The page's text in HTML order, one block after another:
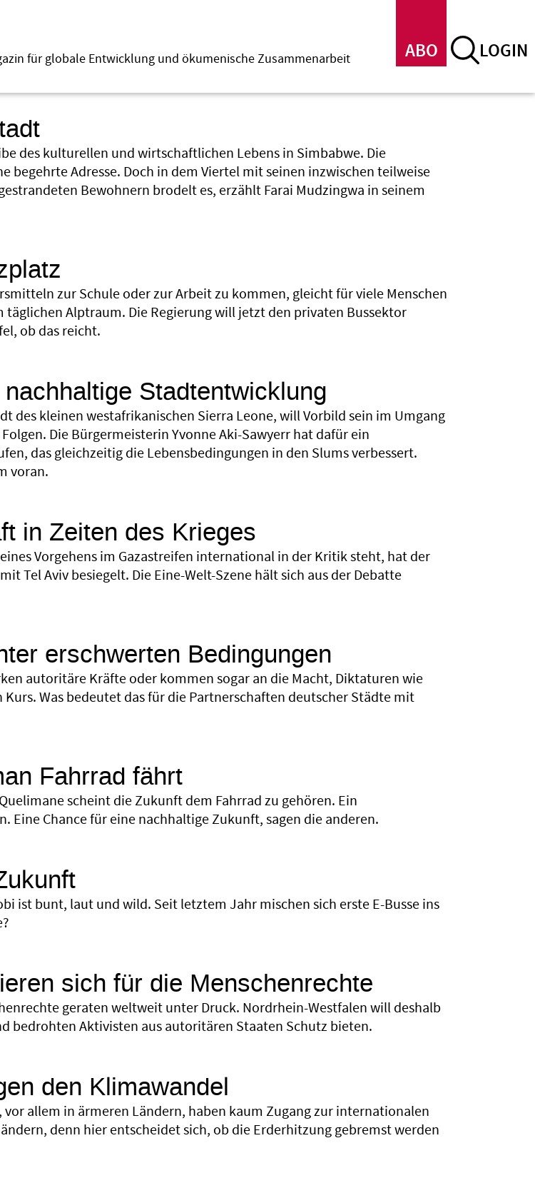
ABO LOGIN
für globale Entwicklung und ökumenische Zusammenarbeit
des kulturellen und wirtschaftlichen Lebens in Simbabwe. Die
begehrte Adresse. Doch in dem Viertel mit seinen inzwischen teilweise
Bewohnern brodelt es, erzählt Farai Mudzingwa in seinem
zur Schule oder zur Arbeit zu kommen, gleicht für viele Menschen
täglichen Alptraum. Die Regierung will jetzt den privaten Bussektor
ob das reicht.
Stadtentwicklung
des kleinen westafrikanischen Sierra Leone, will Vorbild sein im Umgang
Die Bürgermeisterin Yvonne Aki-Sawyerr hat dafür ein
das gleichzeitig die Lebensbedingungen in den Slums verbessert.
voran.
in Zeiten des Krieges
Vorgehens im Gazastreifen international in der Kritik steht, hat der
Tel Aviv besiegelt. Die Eine-Welt-Szene hält sich aus der Debatte
erschwerten Bedingungen
autoritäre Kräfte oder kommen sogar an die Macht, Diktaturen wie
Was bedeutet das für die Partnerschaften deutscher Städte mit
Fahrrad fährt
scheint die Zukunft dem Fahrrad zu gehören. Ein
Eine Chance für eine nachhaltige Zukunft, sagen die anderen.
ist bunt, laut und wild. Seit letztem Jahr mischen sich erste E-Busse ins
sich für die Menschenrechte
geraten weltweit unter Druck. Nordrhein-Westfalen will deshalb
bedrohten Aktivisten aus autoritären Staaten Schutz bieten.
den Klimawandel
vor allem in ärmeren Ländern, haben kaum Zugang zur internationalen
denn hier entscheidet sich, ob die Erderhitzung gebremst werden